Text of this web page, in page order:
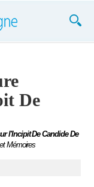
De
l'Incipit De Candide De
Mémoires